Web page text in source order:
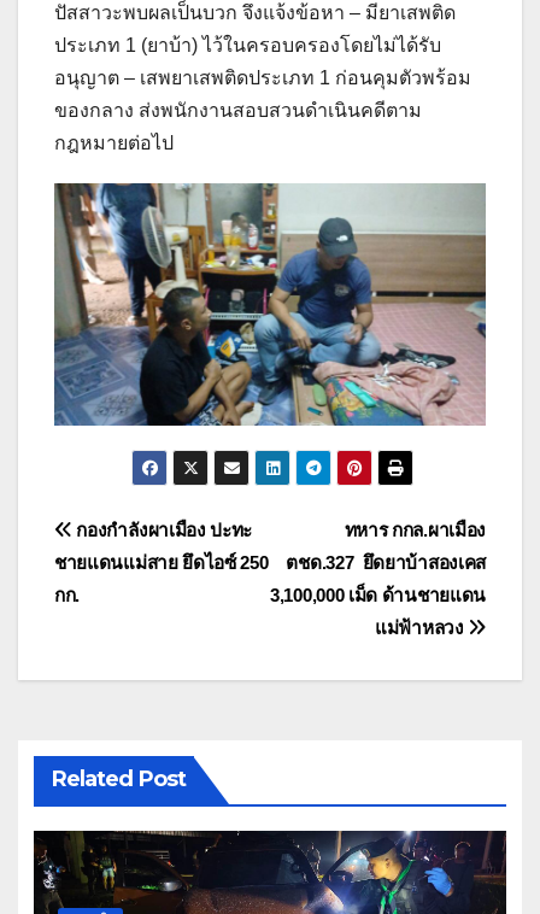
ปัสสาวะพบผลเป็นบวก จึงแจ้งข้อหา – มียาเสพติด
ประเภท 1 (ยาบ้า) ไว้ในครอบครองโดยไม่ได้รับ
อนุญาต – เสพยาเสพติดประเภท 1 ก่อนคุมตัวพร้อม
ของกลาง ส่งพนักงานสอบสวนดำเนินคดีตาม
กฎหมายต่อไป
แนะแนว
เรื่อง
ทหาร กกล.ผาเมือง
ตชด.327 ยึดยาบ้าสองเคส
3,100,000 เม็ด ด้านชายแดน
แม่ฟ้าหลวง
กองกำลังผาเมือง ปะทะ
ชายแดนแม่สาย ยึดไอซ์ 250
กก.
Related Post